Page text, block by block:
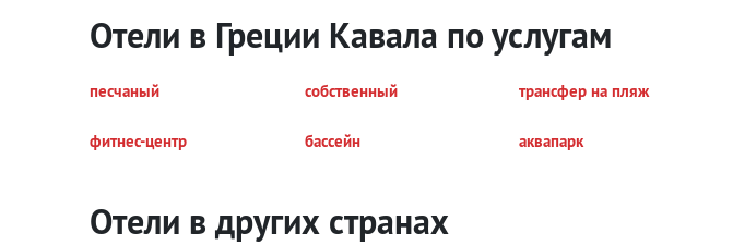
Отели в Греции Кавала по услугам
песчаный собственный трансфер на пляж
фитнес-центр бассейн аквапарк
Отели в других странах